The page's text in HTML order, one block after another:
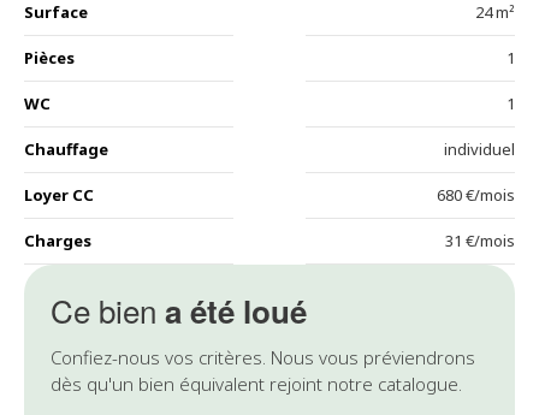
Ce bien a été loué
Confiez-nous vos critères. Nous vous préviendrons
dès qu'un bien équivalent rejoint notre catalogue.
Surface 24 m²
Pièces 1
WC 1
Chauffage individuel
Loyer CC 680 €/mois
Charges 31 €/mois